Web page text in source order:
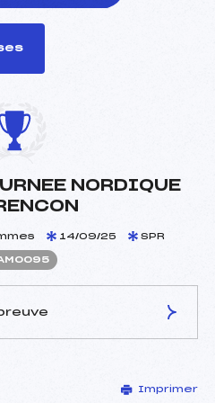
NORDIQUE
14/09/25 SPR
CUIER PHILIPPE (DA)
Imprimer